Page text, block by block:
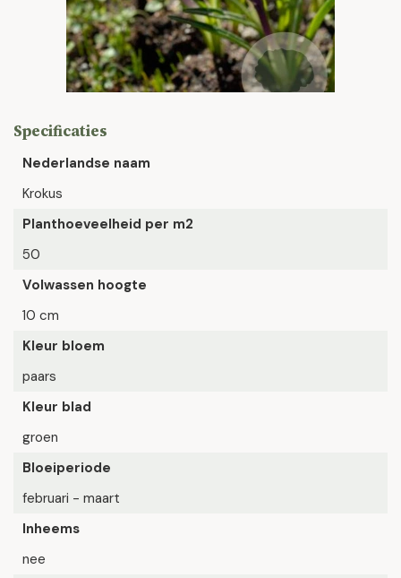
Specificaties
Nederlandse naam
Krokus
Planthoeveelheid per m2
50
Volwassen hoogte
10 cm
Kleur bloem
paars
Kleur blad
groen
Bloeiperiode
februari - maart
Inheems
nee